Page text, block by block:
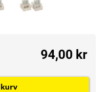
94,00 kr